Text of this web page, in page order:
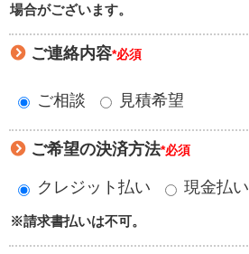
場合がございます。
ご連絡内容*必須
ご相談 見積希望
ご希望の決済方法*必須
クレジット払い 現金払い
※請求書払いは不可。